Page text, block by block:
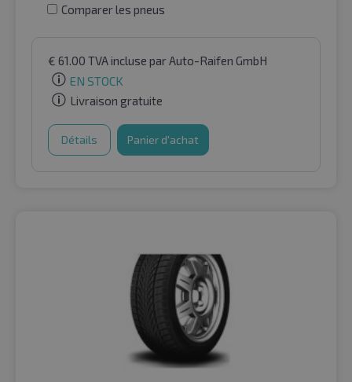
Comparer les pneus
€ 61.00 TVA incluse par Auto-Raifen GmbH
EN STOCK
Livraison gratuite
Détails Panier d'achat